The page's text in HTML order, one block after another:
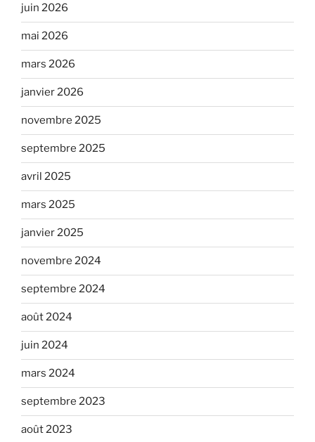
juin 2026
mai 2026
mars 2026
janvier 2026
novembre 2025
septembre 2025
avril 2025
mars 2025
janvier 2025
novembre 2024
septembre 2024
août 2024
juin 2024
mars 2024
septembre 2023
août 2023